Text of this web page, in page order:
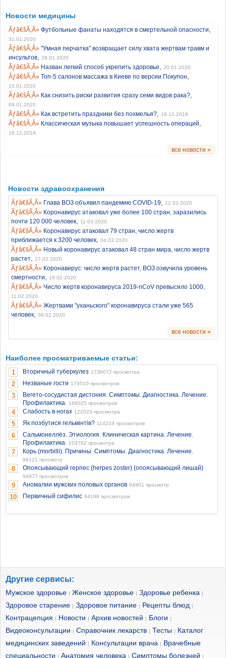
Новости медицины
Футбольные фанаты находятся в смертельной опасности,
31.01.2020
"Умная перчатка" возвращает силу хвата жертвам травм и
инсультов, 28.01.2020
Назван легкий способ укрепить здоровье, 20.01.2020
Топ-5 салонов массажа в Киеве по версии Покупон,
15.01.2020
Как снизить риски развития сразу семи видов рака?,
09.01.2020
Как встретить праздники без похмелья?, 18.12.2019
Классическая музыка повышает успешность операций,
16.12.2019
все новости »
Новости здравоохранения
Глава ВОЗ объявил пандемию COVID-19, 12.03.2020
Коронавирус атаковал уже более 100 стран, заразились
почти 120 000 человек, 11.03.2020
Коронавирус атаковал 79 стран, число жертв
приближается к 3200 человек, 04.03.2020
Новый коронавирус атаковал 48 стран мира, число жертв
растет, 27.02.2020
Коронавирус: число жертв растет, ВОЗ озвучила уровень
смертности, 18.02.2020
Число жертв коронавируса 2019-nCoV превысило 1000,
11.02.2020
Жертвами "уханьского" коронавируса стали уже 565
человек, 06.02.2020
все новости »
Наиболее просматриваемые статьи:
1 Вторичный туберкулез 1736072 просмотра
2 Незваные гости 179510 просмотров
3
Вегето-сосудистая дистония. Симптомы. Диагностика. Лечение.
Профилактика. 168025 просмотров
4 Слабость в ногах 122023 просмотра
5 Як позбутися гельмінтів? 114219 просмотров
6
Сальмонеллёз. Этиология. Клиническая картина. Лечение.
Профилактика. 103762 просмотра
7 Корь (morbilli). Причины. Симптомы. Диагностика. Лечение.
98121 просмотр
8 Опоясывающий герпес (herpes zoster) (опоясывающий лишай)
94977 просмотров
9 Аномалии мужских половых органов 94901 просмотр
10 Первичный сифилис 84198 просмотров
Другие сервисы:
Мужское здоровье | Женское здоровье | Здоровье ребенка |
Здоровое старение | Здоровое питание | Рецепты блюд |
Контрацепция | Новости | Архив новостей | Блоги |
Видеоконсультации | Справочник лекарств | Тесты | Каталог
медицинских заведений | Консультации врача | Врачебные
специальности | Анатомия человека | Симптомы болезней |